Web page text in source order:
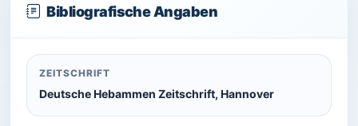
Bibliografische Angaben
ZEITSCHRIFT
Deutsche Hebammen Zeitschrift, Hannover